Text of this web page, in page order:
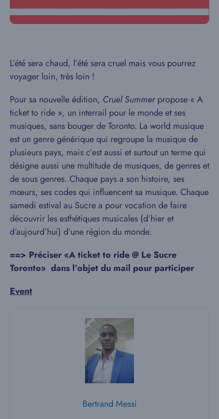
L’été sera chaud, l’été sera cruel mais vous pourrez
voyager loin, très loin !
Pour sa nouvelle édition, Cruel Summerpropose « A
ticket to ride », un interrail pour le monde et ses
musiques, sans bouger de Toronto. La world musique
est un genre générique qui regroupe la musique de
plusieurs pays, mais c’est aussi et surtout un terme qui
désigne aussi une multitude de musiques, de genres et
de sous genres. Chaque pays a son histoire, ses
mœurs, ses codes qui influencent sa musique. Chaque
samedi estival au Sucre a pour vocation de faire
découvrir les esthétiques musicales (d’hier et
d’aujourd’hui) d’une région du monde.
==> Préciser «A ticket to ride @ Le Sucre
Toronto» dans l’objet du mail pour participer
Event
Bertrand Messi